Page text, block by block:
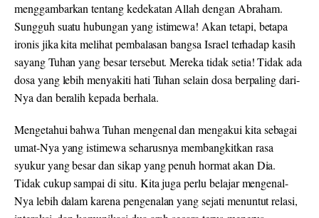
menggambarkan tentang kedekatan Allah dengan Abraham.
Sungguh suatu hubungan yang istimewa! Akan tetapi, betapa
ironis jika kita melihat pembalasan bangsa Israel terhadap kasih
sayang Tuhan yang besar tersebut. Mereka tidak setia! Tidak ada
dosa yang lebih menyakiti hati Tuhan selain dosa berpalingdari-
Nyadanberalih kepada berhala.
Mengetahui bahwa Tuhan mengenal dan mengakui kita sebagai
umat-Nya yang istimewa seharusnya membangkitkan rasa
syukur yang besar dan sikap yang penuh hormat akan Dia.
Tidak cukup sampai di situ. Kita juga perlu belajar mengenal-
Nya lebih dalam karena pengenalan yang sejati menuntut relasi,